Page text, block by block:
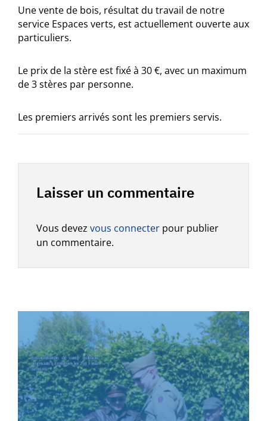
Une vente de bois, résultat du travail de notre
service Espaces verts, est actuellement ouverte aux
particuliers.
Le prix de la stère est fixé à 30 €, avec un maximum
de 3 stères par personne.
Les premiers arrivés sont les premiers servis.
Laisser un commentaire
Vous devez vous connecter pour publier
un commentaire.